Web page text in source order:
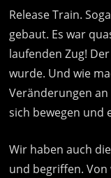
Release Train.
gebaut. Es war
laufenden Zug!
wurde. Und wie
Veränderungen
sich bewegen und
Wir haben auch
und begriffen.